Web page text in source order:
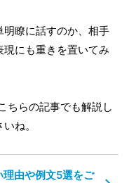
瞭に話すのか、相手
にも重きを置いてみ
ちらの記事でも解説し
ね。
理由や例文5選をご